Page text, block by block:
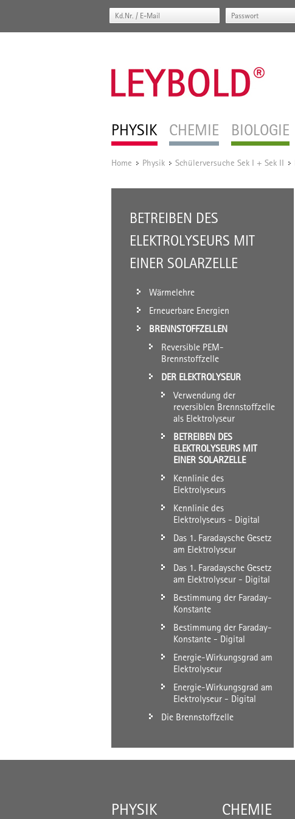
PHYSIK CHEMIE BIOLOGIE
Home / Physik / Schülerversuche Sek I + Sek II /
BETREIBEN DES
ELEKTROLYSEURS MIT
EINER SOLARZELLE
Wärmelehre
Erneuerbare Energien
BRENNSTOFFZELLEN
Reversible PEM-
Brennstoffzelle
DER ELEKTROLYSEUR
Verwendung der
reversiblen Brennstoffzelle
als Elektrolyseur
BETREIBEN DES
ELEKTROLYSEURS MIT
EINER SOLARZELLE
Kennlinie des
Elektrolyseurs
Kennlinie des
Elektrolyseurs - Digital
Das 1. Faradaysche Gesetz
am Elektrolyseur
Das 1. Faradaysche Gesetz
am Elektrolyseur - Digital
Bestimmung der Faraday-
Konstante
Bestimmung der Faraday-
Konstante - Digital
Energie-Wirkungsgrad am
Elektrolyseur
Energie-Wirkungsgrad am
Elektrolyseur - Digital
Die Brennstoffzelle
PHYSIK CHEMIE